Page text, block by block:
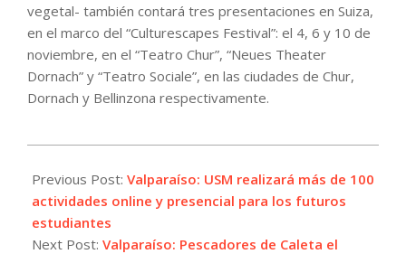
vegetal- también contará tres presentaciones en Suiza,
en el marco del “Culturescapes Festival”: el 4, 6 y 10 de
noviembre, en el “Teatro Chur”, “Neues Theater
Dornach” y “Teatro Sociale”, en las ciudades de Chur,
Dornach y Bellinzona respectivamente.
10-
07
Previous Post: Valparaíso: USM realizará más de 100
actividades online y presencial para los futuros
estudiantes
Next Post: Valparaíso: Pescadores de Caleta el